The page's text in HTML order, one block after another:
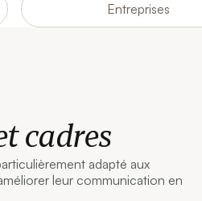
Entreprises
cadres
adapté aux
leur communication en